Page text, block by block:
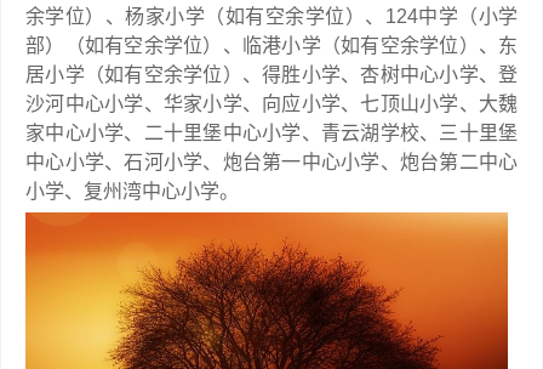
余学位）、杨家小学（如有空余学位）、124中学（小学
部）（如有空余学位）、临港小学（如有空余学位）、东
居小学（如有空余学位）、得胜小学、杏树中心小学、登
沙河中心小学、华家小学、向应小学、七顶山小学、大魏
家中心小学、二十里堡中心小学、青云湖学校、三十里堡
中心小学、石河小学、炮台第一中心小学、炮台第二中心
小学、复州湾中心小学。